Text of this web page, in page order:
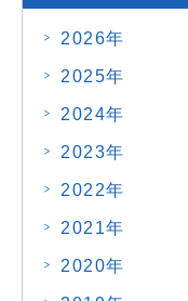
2026年
2025年
2024年
2023年
2022年
2021年
2020年